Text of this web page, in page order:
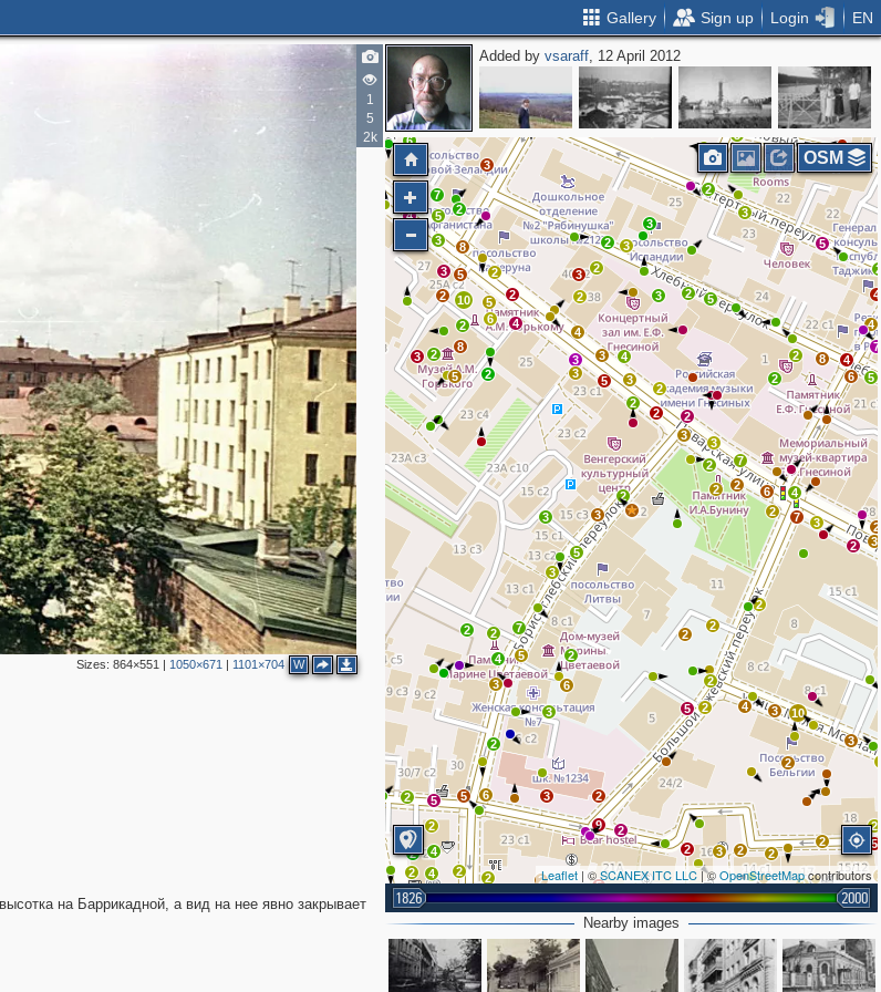
Gallery Sign up Login EN
1
5
2k
Sizes: 864×551 | 1050×671 | 1101×704 W
Added byvsaraff, 12 April 2012
3
4
4
5
8
7
4
6
5
2
4
2
2
2
7
2
2
2
3
3
2
2
3
6
2
7
3
2
2
3
5
2
3
10
3
4
2
9
2
3 2
2
2
2
4
2
2
2
3
3
2 4
2
5
2
2 2
2
3
6
5
4
2
2
2
3
8
7
6
11
6 10
4
2
2
2
2
5
2
2 2 7
4 5 2
6
3
3
2
5 2
2
2
2
3
5
3
2
3
6
3
4
7
4 3
8
2
5
3
3
3 2
2 10
5
2
5
6
8
4
2
5
2
5
3
3
4
4
3
3
2
5
2
3
3
2
3 2
2
2
2
3
3
2
4
3
4
2
3
4
Leaflet | ©SCANEX ITC LLC| ©OpenStreetMapcontributors
1826 2000
OSM
Nearby images
на Баррикадной, а вид на нее явно закрывает